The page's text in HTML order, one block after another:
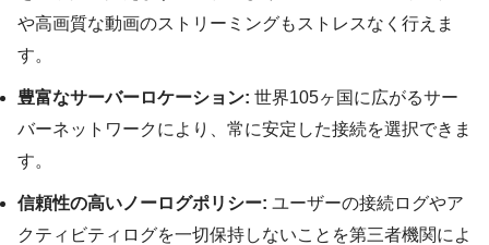
や高画質な動画のストリーミングもストレスなく行えま
す。
豊富なサーバーロケーション: 世界105ヶ国に広がるサー
バーネットワークにより、常に安定した接続を選択できま
す。
信頼性の高いノーログポリシー: ユーザーの接続ログやア
クティビティログを一切保持しないことを第三者機関によ